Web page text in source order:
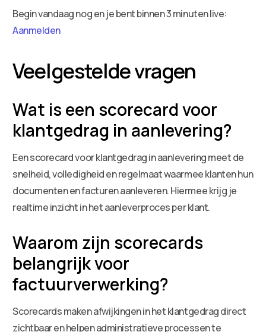
Begin vandaag nog en je bent binnen 3 minuten live:
Aanmelden
Veelgestelde vragen
Wat is een scorecard voor
klantgedrag in aanlevering?
Een scorecard voor klantgedrag in aanlevering meet de
snelheid, volledigheid en regelmaat waarmee klanten hun
documenten en facturen aanleveren. Hiermee krijg je
realtime inzicht in het aanleverproces per klant.
Waarom zijn scorecards
belangrijk voor
factuurverwerking?
Scorecards maken afwijkingen in het klantgedrag direct
zichtbaar en helpen administratieve processen te